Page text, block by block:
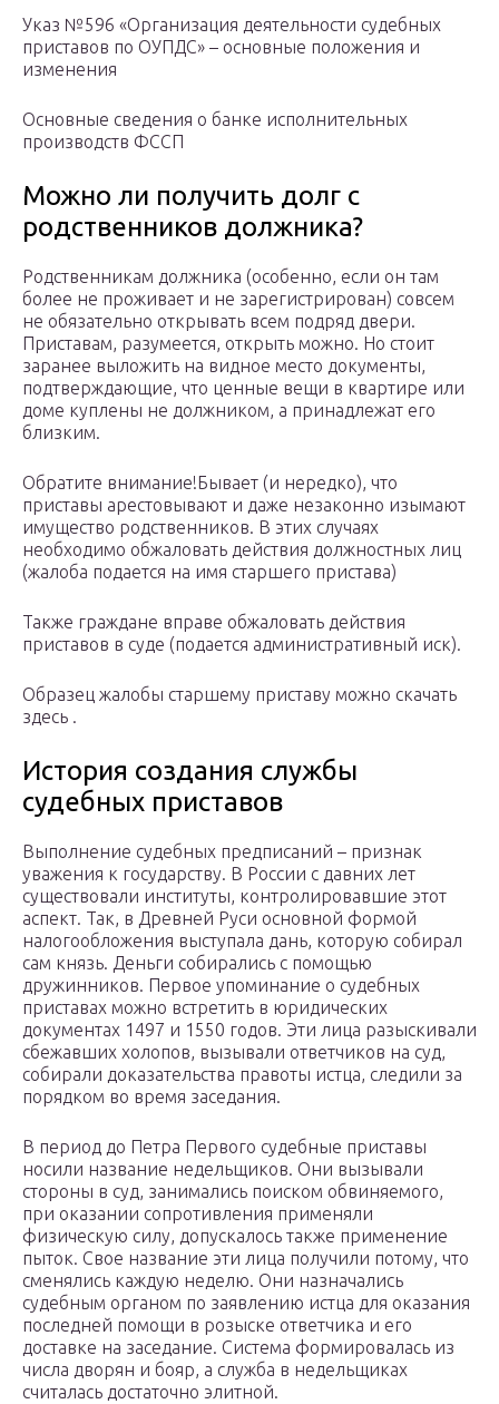
Указ №596 «Организация деятельности судебных
приставов по ОУПДС» – основные положения и
изменения
Основные сведения о банке исполнительных
производств ФССП
Можно ли получить долг с
родственников должника?
Родственникам должника (особенно, если он там
более не проживает и не зарегистрирован) совсем
не обязательно открывать всем подряд двери.
Приставам, разумеется, открыть можно. Но стоит
заранее выложить на видное место документы,
подтверждающие, что ценные вещи в квартире или
доме куплены не должником, а принадлежат его
близким.
Обратите внимание!Бывает (и нередко), что
приставы арестовывают и даже незаконно изымают
имущество родственников. В этих случаях
необходимо обжаловать действия должностных лиц
(жалоба подается на имя старшего пристава)
Также граждане вправе обжаловать действия
приставов в суде (подается административный иск).
Образец жалобы старшему приставу можно скачать
здесь .
История создания службы
судебных приставов
Выполнение судебных предписаний – признак
уважения к государству. В России с давних лет
существовали институты, контролировавшие этот
аспект. Так, в Древней Руси основной формой
налогообложения выступала дань, которую собирал
сам князь. Деньги собирались с помощью
дружинников. Первое упоминание о судебных
приставах можно встретить в юридических
документах 1497 и 1550 годов. Эти лица разыскивали
сбежавших холопов, вызывали ответчиков на суд,
собирали доказательства правоты истца, следили за
порядком во время заседания.
В период до Петра Первого судебные приставы
носили название недельщиков. Они вызывали
стороны в суд, занимались поиском обвиняемого,
при оказании сопротивления применяли
физическую силу, допускалось также применение
пыток. Свое название эти лица получили потому, что
сменялись каждую неделю. Они назначались
судебным органом по заявлению истца для оказания
последней помощи в розыске ответчика и его
доставке на заседание. Система формировалась из
числа дворян и бояр, а служба в недельщиках
считалась достаточно элитной.